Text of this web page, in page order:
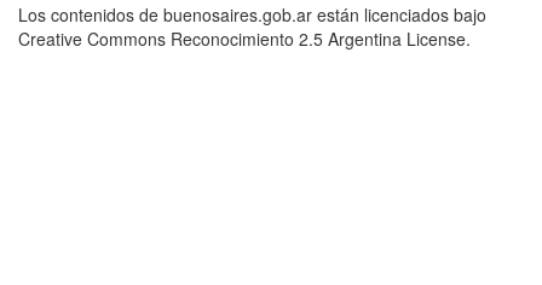
Los contenidos de buenosaires.gob.ar están licenciados bajo
Creative Commons Reconocimiento 2.5 Argentina License.